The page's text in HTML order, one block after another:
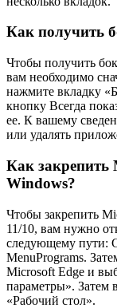
Как получить
Чтобы получить
вам необходимо
нажмите вкладку
кнопку Всегда
ее. К вашему
или удалять
Как закрепить
Windows?
Чтобы закрепить
11/10, вам нужно
следующему пути:
MenuPrograms.
Microsoft Edge и
параметры». Затем
«Рабочий стол».